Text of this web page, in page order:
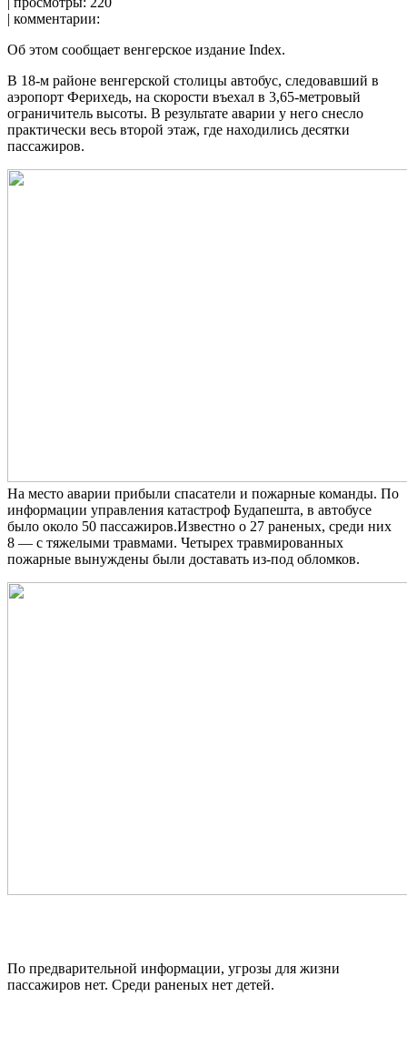
| комментарии:
Об этом сообщает венгерское издание Index.
В 18-м районе венгерской столицы автобус, следовавший в
аэропорт Ферихедь, на скорости въехал в 3,65-метровый
ограничитель высоты. В результате аварии у него снесло
практически весь второй этаж, где находились десятки
пассажиров.
На место аварии прибыли спасатели и пожарные команды. По
информации управления катастроф Будапешта, в автобусе
было около 50 пассажиров.Известно о 27 раненых, среди них
8 — с тяжелыми травмами. Четырех травмированных
пожарные вынуждены были доставать из-под обломков.
По предварительной информации, угрозы для жизни
пассажиров нет. Среди раненых нет детей.